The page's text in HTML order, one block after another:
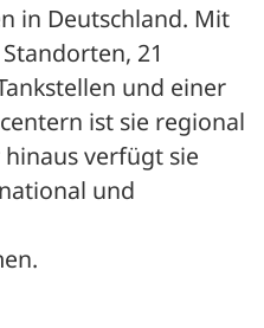
in Deutschland. Mit
21
und einer
ist sie regional
verfügt sie
und